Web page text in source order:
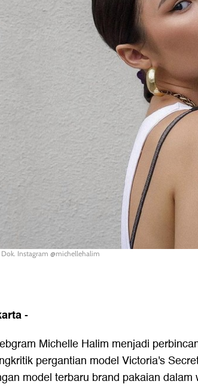
Dok. Instagram @michellehalim
-
Michelle Halim menjadi
pergantian model Victoria's
model terbaru brand pakaian dalam